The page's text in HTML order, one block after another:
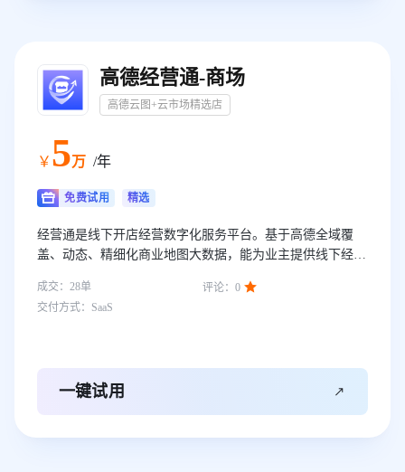
高德经营通-商场
高德云图+云市场精选店
￥ 5万 /年
免费试用 精选
经营通是线下开店经营数字化服务平台。基于高德全域覆
盖、动态、精细化商业地图大数据，能为业主提供线下经营
铺资源、旺铺装修、广告等。产品核心功能包括选址开店、
门店经营、报告资讯等。帮助客户实现经营体检、抢占旺
成交： 28单 评论： 0 
交付方式： SaaS
一键试用 